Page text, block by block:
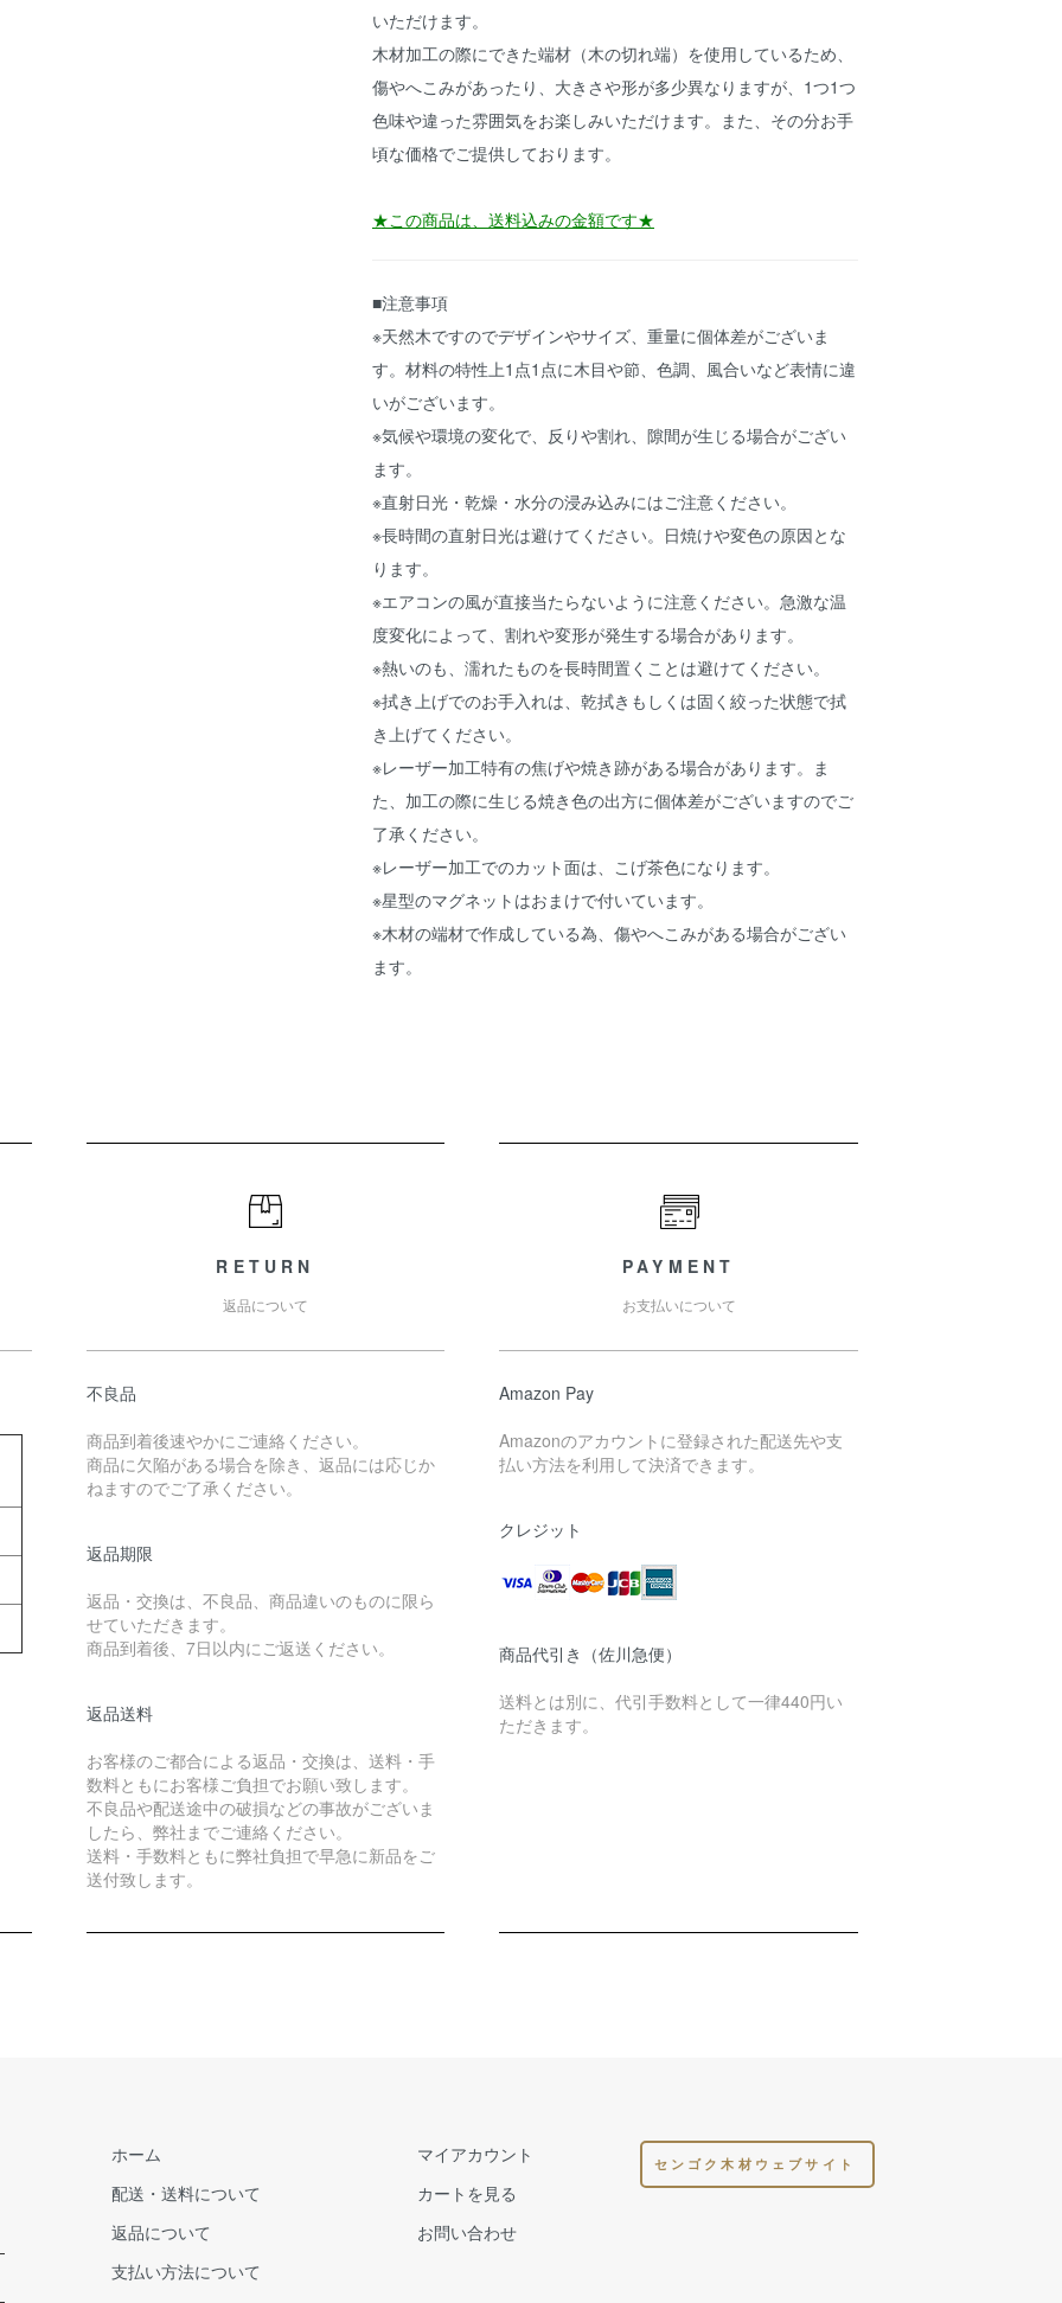
いただけます。
木材加工の際にできた端材（木の切れ端）を使用しているため、
傷やへこみがあったり、大きさや形が多少異なりますが、1つ1つ
色味や違った雰囲気をお楽しみいただけます。また、その分お手
頃な価格でご提供しております。
★この商品は、送料込みの金額です★
■注意事項
※天然木ですのでデザインやサイズ、重量に個体差がございま
す。材料の特性上1点1点に木目や節、色調、風合いなど表情に違
いがございます。
※気候や環境の変化で、反りや割れ、隙間が生じる場合がござい
ます。
※直射日光・乾燥・水分の浸み込みにはご注意ください。
※長時間の直射日光は避けてください。日焼けや変色の原因とな
ります。
※エアコンの風が直接当たらないように注意ください。急激な温
度変化によって、割れや変形が発生する場合があります。
※熱いのも、濡れたものを長時間置くことは避けてください。
※拭き上げでのお手入れは、乾拭きもしくは固く絞った状態で拭
き上げてください。
※レーザー加工特有の焦げや焼き跡がある場合があります。ま
た、加工の際に生じる焼き色の出方に個体差がございますのでご
了承ください。
※レーザー加工でのカット面は、こげ茶色になります。
※星型のマグネットはおまけで付いています。
※木材の端材で作成している為、傷やへこみがある場合がござい
ます。
RETURN
返品について
不良品
商品到着後速やかにご連絡ください。
商品に欠陥がある場合を除き、返品には応じか
ねますのでご了承ください。
返品期限
返品・交換は、不良品、商品違いのものに限ら
せていただきます。
商品到着後、7日以内にご返送ください。
返品送料
お客様のご都合による返品・交換は、送料・手
数料ともにお客様ご負担でお願い致します。
不良品や配送途中の破損などの事故がございま
したら、弊社までご連絡ください。
送料・手数料ともに弊社負担で早急に新品をご
送付致します。
PAYMENT
お支払いについて
Amazon Pay
Amazonのアカウントに登録された配送先や支
払い方法を利用して決済できます。
クレジット
商品代引き（佐川急便）
送料とは別に、代引手数料として一律440円い
ただきます。
ホーム
配送・送料について
返品について
支払い方法について
マイアカウント
カートを見る
お問い合わせ
センゴク木材ウェブサイト